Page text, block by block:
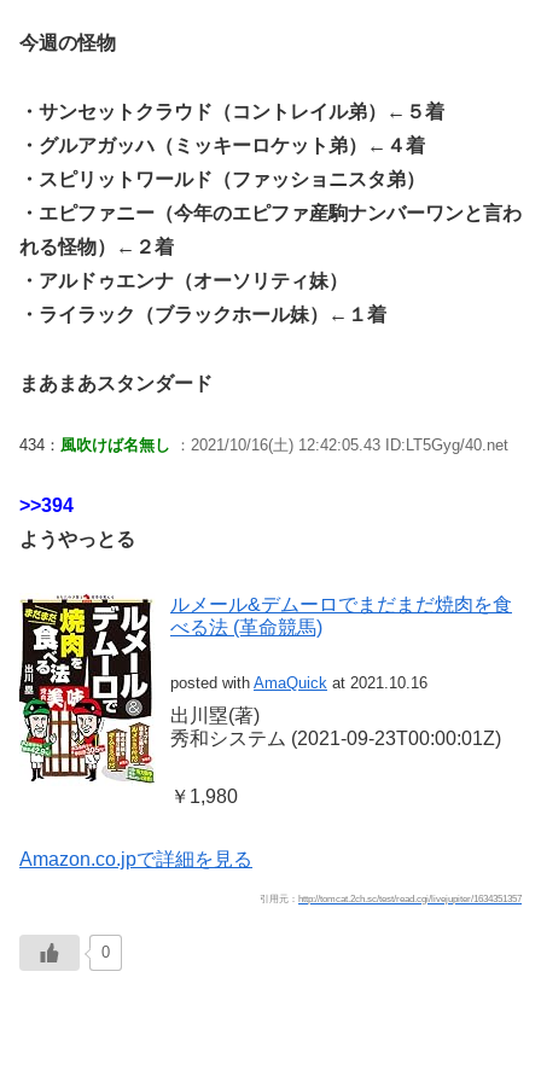
今週の怪物
・サンセットクラウド（コントレイル弟）←５着
・グルアガッハ（ミッキーロケット弟）←４着
・スピリットワールド（ファッショニスタ弟）
・エピファニー（今年のエピファ産駒ナンバーワンと言わ
れる怪物）←２着
・アルドゥエンナ（オーソリティ妹）
・ライラック（ブラックホール妹）←１着
まあまあスタンダード
434： 風吹けば名無し ：2021/10/16(土) 12:42:05.43 ID:LT5Gyg/40.net
>>394
ようやっとる
ルメール&デムーロでまだまだ焼肉を食
べる法 (革命競馬)
posted with AmaQuick at 2021.10.16
出川塁(著)
秀和システム (2021-09-23T00:00:01Z)
￥1,980
Amazon.co.jpで詳細を見る
引用元： http://tomcat.2ch.sc/test/read.cgi/livejupiter/1634351357
0